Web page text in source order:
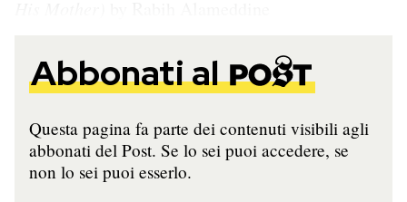
Abbonati al
Questa pagina fa parte dei contenuti visibili agli
abbonati del Post. Se lo sei puoi accedere, se
non lo sei puoi esserlo.